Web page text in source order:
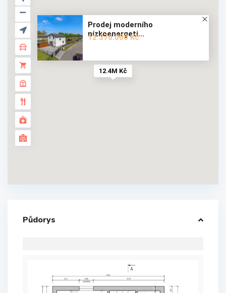
12.4M Kč
Prodej moderního
nízkoenergeti...
12.370.000 Kč
Půdorys